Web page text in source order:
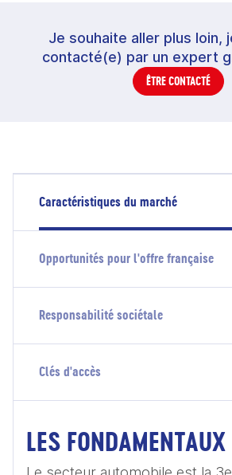
Je souhaite aller plus loin,
contacté(e) par un expert
ÊTRE CONTACTÉ
Caractéristiques du marché
Opportunités pour l'offre française
Responsabilité sociétale
Clés d'accès
LES FONDAMENTAUX